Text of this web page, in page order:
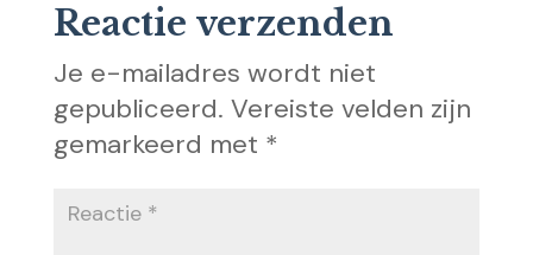
Reactie verzenden
Je e-mailadres wordt niet
gepubliceerd. Vereiste velden zijn
gemarkeerd met *